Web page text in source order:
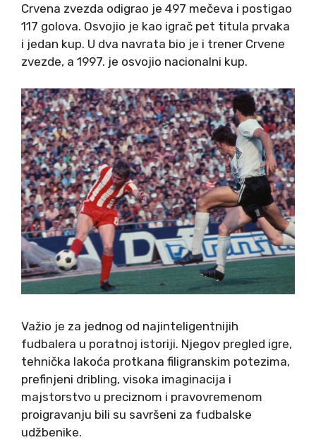
Crvena zvezda odigrao je 497 mečeva i postigao
117 golova. Osvojio je kao igrač pet titula prvaka
i jedan kup. U dva navrata bio je i trener Crvene
zvezde, a 1997. je osvojio nacionalni kup.
Važio je za jednog od najinteligentnijih
fudbalera u poratnoj istoriji. Njegov pregled igre,
tehnička lakoća protkana filigranskim potezima,
prefinjeni dribling, visoka imaginacija i
majstorstvo u preciznom i pravovremenom
proigravanju bili su savršeni za fudbalske
udžbenike.